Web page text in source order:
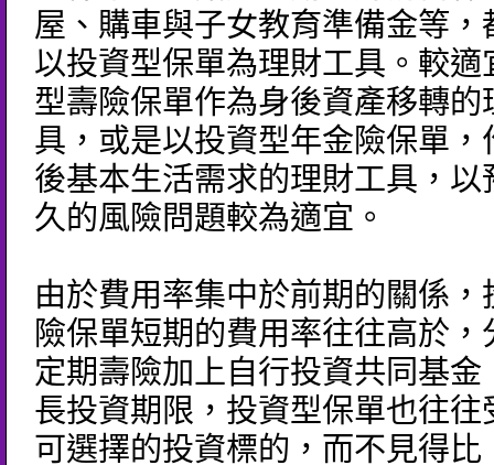
屋、購車與子女教育準備金等，
以投資型保單為理財工具。較適
型壽險保單作為身後資產移轉的
具，或是以投資型年金險保單，
後基本生活需求的理財工具，以
久的風險問題較為適宜。
由於費用率集中於前期的關係，
險保單短期的費用率往往高於，
定期壽險加上自行投資共同基金
長投資期限，投資型保單也往往
可選擇的投資標的，而不見得比